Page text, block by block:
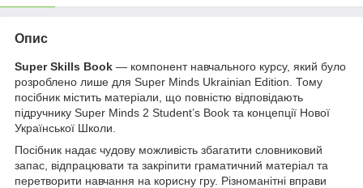
Опис
Super Skills Book — компонент навчального курсу, який було
розроблено лише для Super Minds Ukrainian Edition. Тому
посібник містить матеріали, що повністю відповідають
підручнику Super Minds 2 Student’s Book та концепції Нової
Української Школи.
Посібник надає чудову можливість збагатити словниковий
запас, відпрацювати та закріпити граматичний матеріал та
перетворити навчання на корисну гру. Різноманітні вправи